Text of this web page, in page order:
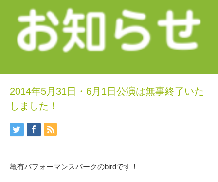
2014年5月31日・6月1日公演は無事終了いた
しました！
亀有パフォーマンスパークのbirdです！